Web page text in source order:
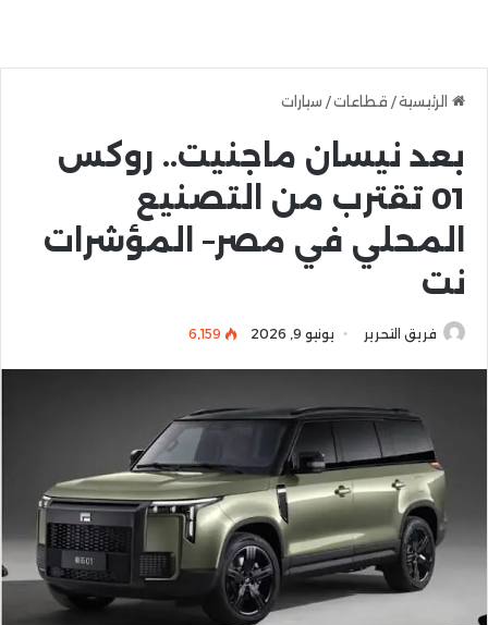
الرئيسية/ قطاعات/ سيارات
بعد نيسان ماجنيت.. روكس
01 تقترب من التصنيع
المحلي في مصر– المؤشرات
نت
فريق التحرير يونيو 9, 2026 6٬159